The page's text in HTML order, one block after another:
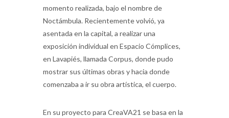
momento realizada, bajo el nombre de
Noctámbula. Recientemente volvió, ya
asentada en la capital, a realizar una
exposición individual en Espacio Cómplices,
en Lavapiés, llamada Corpus, donde pudo
mostrar sus últimas obras y hacia donde
comenzaba a ir su obra artística, el cuerpo.
En su proyecto para CreaVA21 se basa en la